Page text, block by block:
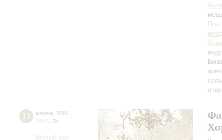
13 марта
2016
19:00 Вс
Малый зал